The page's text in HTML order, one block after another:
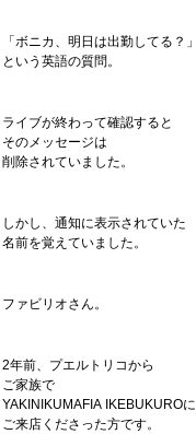
「ボニカ、明日は出勤してる？」
という英語の質問。
ライブが終わって確認すると
そのメッセージは
削除されていました。
しかし、通知に表示されていた
名前を覚えていました。
ファビリオさん。
2年前、プエルトリコから
ご家族で
YAKINIKUMAFIA IKEBUKUROに
ご来店くださった方です。